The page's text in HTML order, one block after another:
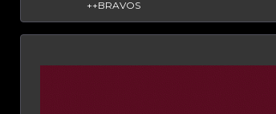
++BRAVOS